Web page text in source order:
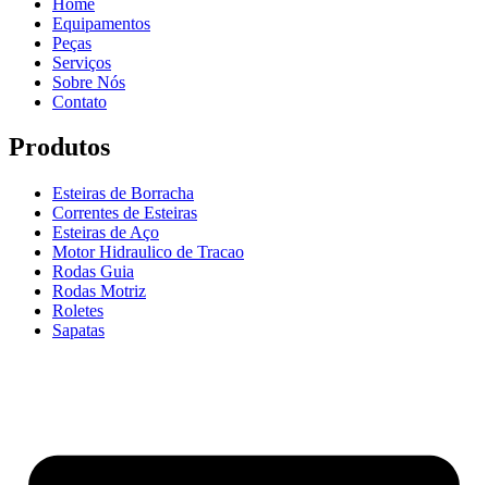
Equipamentos
Peças
Serviços
Sobre Nós
Contato
Produtos
Esteiras de Borracha
Correntes de Esteiras
Esteiras de Aço
Motor Hidraulico de Tracao
Rodas Guia
Rodas Motriz
Roletes
Sapatas